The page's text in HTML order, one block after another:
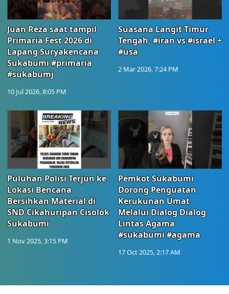
Juan Reza saat tampil
Primaria Fest 2026 di
Lapang Suryakencana
Sukabumi #primaria
#sukabumj
10 Jul 2026, 8:05 PM
Suasana Langit Timur
Tengah, #iran vs #israel +
#usa
2 Mar 2026, 7:24 PM
Puluhan Polisi Terjun ke
Lokasi Bencana
Bersihkan Material di
SND Cikahuripan Cisolok
Sukabumi
1 Nov 2025, 3:15 PM
Pemkot Sukabumi
Dorong Penguatan
Kerukunan Umat
Melalui Dialog Dialog
Lintas Agama
#sukabumi #agama
17 Oct 2025, 2:17 AM